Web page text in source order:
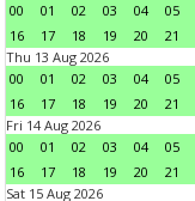
00
01 02 03 04 05
16
17 18 19 20 21
Thu 13 Aug 2026
00
01 02 03 04 05
16
17 18 19 20 21
Fri 14 Aug 2026
00
01 02 03 04 05
16
17 18 19 20 21
Sat 15 Aug 2026